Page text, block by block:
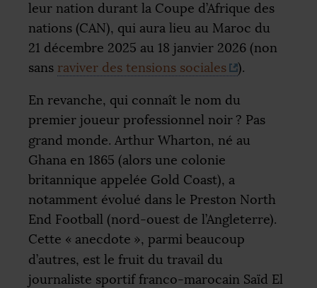
leur nation durant la Coupe d’Afrique des
nations (CAN), qui aura lieu au Maroc du
21 décembre 2025 au 18 janvier 2026 (non
sans raviver des tensions sociales ).
En revanche, qui connaît le nom du
premier joueur professionnel noir ? Pas
grand monde. Arthur Wharton, né au
Ghana en 1865 (alors une colonie
britannique appelée Gold Coast), a
notamment évolué dans le Preston North
End Football (nord-ouest de l’Angleterre).
Cette « anecdote », parmi beaucoup
d’autres, est le fruit du travail du
journaliste sportif franco-marocain Saïd El